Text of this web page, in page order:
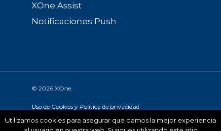
XOne Assist
Notificaciones Push
© 2026 XOne.
Uso de Cookies y Política de privacidad
Desarollado por: The Geco Company
Utilizamos cookies para asegurar que damos la mejor experiencia